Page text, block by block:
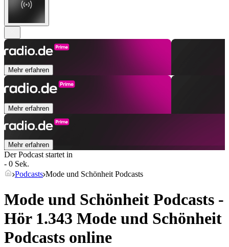
Mehr erfahren
Mehr erfahren
Mehr erfahren
Der Podcast startet in
- 0 Sek.
Podcasts Mode und Schönheit Podcasts
Mode und Schönheit Podcasts -
Hör 1.343 Mode und Schönheit
Podcasts online